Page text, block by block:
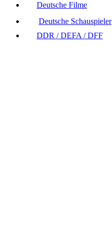
Deutsche Filme
Deutsche Schauspieler
DDR / DEFA / DFF